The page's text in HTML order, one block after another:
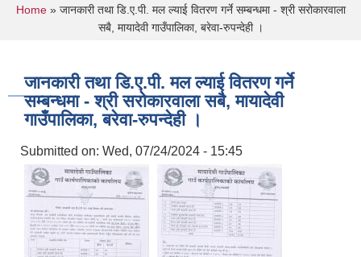
You are here
Home» जानकारी तथा डि.ए.पी. मल ल्याई वितरण गर्ने सम्बन्धमा - श्री सरोकारवाला
सबै, मायादेवी गाउँपालिका, बरेवा-रुपन्देही ।
जानकारी तथा डि.ए.पी. मल ल्याई वितरण गर्ने
सम्बन्धमा - श्री सरोकारवाला सबै, मायादेवी
गाउँपालिका, बरेवा-रुपन्देही ।
Submitted on: Wed, 07/24/2024 - 15:45